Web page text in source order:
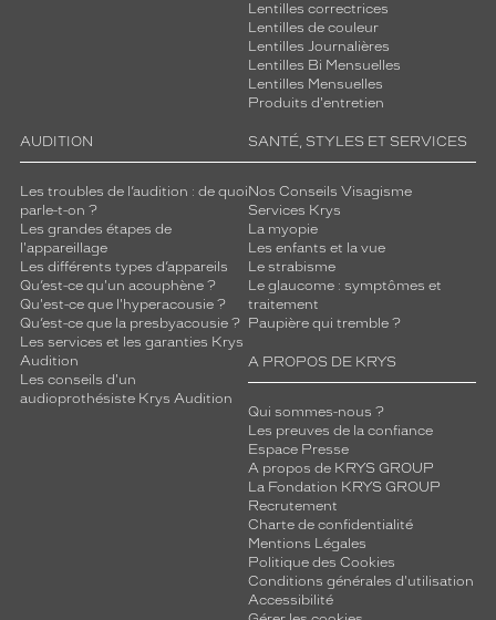
Lentilles correctrices
Lentilles de couleur
Lentilles Journalières
Lentilles Bi Mensuelles
Lentilles Mensuelles
Produits d'entretien
AUDITION
Les troubles de l’audition : de quoi
parle-t-on ?
Les grandes étapes de
l'appareillage
Les différents types d’appareils
Qu’est-ce qu'un acouphène ?
Qu'est-ce que l'hyperacousie ?
Qu’est-ce que la presbyacousie ?
Les services et les garanties Krys
Audition
Les conseils d'un
audioprothésiste Krys Audition
SANTÉ, STYLES ET SERVICES
Nos Conseils Visagisme
Services Krys
La myopie
Les enfants et la vue
Le strabisme
Le glaucome : symptômes et
traitement
Paupière qui tremble ?
A PROPOS DE KRYS
Qui sommes-nous ?
Les preuves de la confiance
Espace Presse
A propos de KRYS GROUP
La Fondation KRYS GROUP
Recrutement
Charte de confidentialité
Mentions Légales
Politique des Cookies
Conditions générales d'utilisation
Accessibilité